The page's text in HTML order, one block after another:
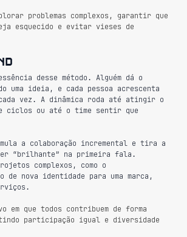
problemas complexos, garantir que
esquecido e evitar vieses de
desse método. Alguém dá o
uma ideia, e cada pessoa acrescenta
vez. A dinâmica roda até atingir o
ciclos ou até o time sentir que
a colaboração incremental e tira a
“brilhante” na primeira fala.
complexos, como o
de nova identidade para uma marca,
em que todos contribuem de forma
participação igual e diversidade